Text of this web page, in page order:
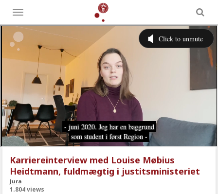
Toggle
menu
Karriereinterview med Louise Møbius
Heidtmann, fuldmægtig i justitsministeriet
Jura
1.804 views